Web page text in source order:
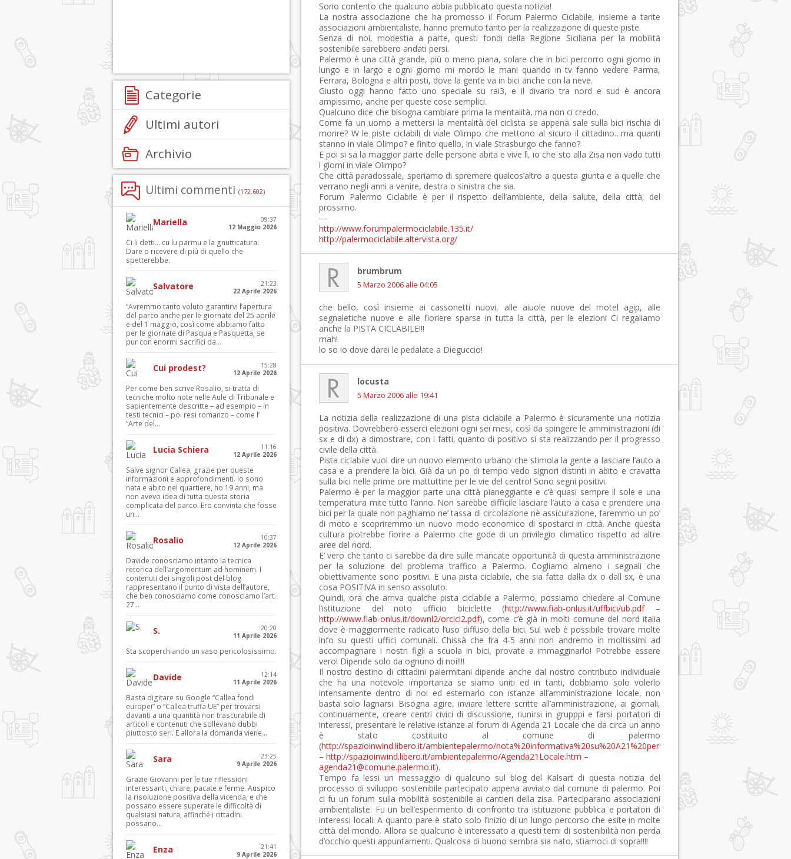
Sono contento che qualcuno abbia pubblicato questa notizia!
La nostra associazione che ha promosso il Forum Palermo Ciclabile, insieme a tante
associazioni ambientaliste, hanno premuto tanto per la realizzazione di queste piste.
Senza di noi, modestia a parte, questi fondi della Regione Siciliana per la mobilità
sostenibile sarebbero andati persi.
Palermo è una città grande, più o meno piana, solare che in bici percorro ogni giorno in
lungo e in largo e ogni giorno mi mordo le mani quando in tv fanno vedere Parma,
Ferrara, Bologna e altri posti, dove la gente va in bici anche con la neve.
Giusto oggi hanno fatto uno speciale su rai3, e il divario tra nord e sud è ancora
ampissimo, anche per queste cose semplici.
Qualcuno dice che bisogna cambiare prima la mentalità, ma non ci credo.
Come fa un uomo a mettersi la mentalità del ciclista se appena sale sulla bici rischia di
morire? W le piste ciclabili di viale Olimpo che mettono al sicuro il cittadino…ma quanti
stanno in viale Olimpo? e finito quello, in viale Strasburgo che fanno?
E poi si sa la maggior parte delle persone abita e vive lì, io che sto alla Zisa non vado tutti
i giorni in viale Olimpo?
Che città paradossale, speriamo di spremere qualcos’altro a questa giunta e a quelle che
verrano negli anni a venire, destra o sinistra che sia.
Forum Palermo Ciclabile è per il rispetto dell’ambiente, della salute, della città, del
prossimo.
—
http://www.forumpalermociclabile.135.it/
http://palermociclabile.altervista.org/
brumbrum
5 Marzo 2006 alle 04:05
che bello, così insieme ai cassonetti nuovi, alle aiuole nuove del motel agip, alle
segnaletiche nuove e alle fioriere sparse in tutta la città, per le elezioni Ci regaliamo
anche la PISTA CICLABILE!!!
mah!
lo so io dove darei le pedalate a Dieguccio!
locusta
5 Marzo 2006 alle 19:41
La notizia della realizzazione di una pista ciclabile a Palermo è sicuramente una notizia
positiva. Dovrebbero esserci elezioni ogni sei mesi, così da spingere le amministrazioni (di
sx e di dx) a dimostrare, con i fatti, quanto di positivo si sta realizzando per il progresso
civile della città.
Pista ciclabile vuol dire un nuovo elemento urbano che stimola la gente a lasciare l’auto a
casa e a prendere la bici. Già da un po di tempo vedo signori distinti in abito e cravatta
sulla bici nelle prime ore mattuttine per le vie del centro! Sono segni positivi.
Palermo è per la maggior parte una città pianeggiante e c’è quasi sempre il sole e una
temperatura mite tutto l’anno. Non sarebbe difficile lasciare l’auto a casa e prendere una
bici per la quale non paghiamo ne’ tassa di circolazione nè assicurazione, faremmo un po’
di moto e scopriremmo un nuovo modo economico di spostarci in città. Anche questa
cultura piotrebbe fiorire a Palermo che gode di un privilegio climatico rispetto ad altre
aree del nord.
E’ vero che tanto ci sarebbe da dire sulle mancate opportunità di questa amministrazione
per la soluzione del problema traffico a Palermo. Cogliamo almeno i segnali che
obiettivamente sono positivi. E una pista ciclabile, che sia fatta dalla dx o dall sx, è una
cosa POSITIVA in senso assoluto.
Quindi, ora che arriva qualche pista ciclabile a Palermo, possiamo chiedere al Comune
l’istituzione del noto ufficio biciclette (http://www.fiab-onlus.it/uffbici/ub.pdf–
http://www.fiab-onlus.it/downl2/orcicl2.pdf), come c’è già in molti comune del nord italia
dove è maggiormente radicato l’uso diffuso della bici. Sul web è possibile trovare molte
info su questi uffici comunali. Chissà che fra 4-5 anni non andremo in moltissimi ad
accompagnare i nostri figli a scuola in bici, provate a immagginarlo! Potrebbe essere
vero! Dipende solo da ognuno di noi!!!!
Il nostro destino di cittadini palermitani dipende anche dal nostro contributo individuale
che ha una notevole importanza se siamo uniti ed in tanti, dobbiamo solo volerlo
intensamente dentro di noi ed esternarlo con istanze all’amministrazione locale, non
basta solo lagnarsi. Bisogna agire, inviare lettere scritte all’amministrazione, ai giornali,
continuamente, creare centri civici di discussione, riunirsi in grupppi e farsi portatori di
interessi, presentare le relative istanze al forum di Agenda 21 Locale che da circa un anno
è stato costituito al comune di palermo
(http://spazioinwind.libero.it/ambientepalermo/
– http://spazioinwind.libero.it/ambientepalermo/Agenda21Locale.htm –
agenda21@comune.palermo.it).
Tempo fa lessi un messaggio di qualcuno sul blog del Kalsart di questa notizia del
processo di sviluppo sostenibile partecipato appena avviato dal comune di palermo. Poi
ci fu un forum sulla mobilità sostenibile ai cantieri della zisa. Parteciparano associazioni
ambientaliste. Fu un bell’esperimento di confronto tra istituzione pubblica e portatori di
interessi locali. A quanto pare è stato solo l’inizio di un lungo percorso che esite in molte
città del mondo. Allora se qualcuno è interessato a questi temi di sostenibilità non perda
d’occhio questi appuntamenti. Qualcosa di buono sembra sia nato, stiamoci di sopra!!!!
Categorie
Ultimi autori
Archivio
Ultimi commenti (172.602)
Mariella
09:37
12 Maggio 2026
Ci li detti… cu lu parmu e la gnutticatura.
Dare o ricevere di più di quello che
spetterebbe.
Salvatore
21:23
22 Aprile 2026
“Avremmo tanto voluto garantirvi l’apertura
del parco anche per le giornate del 25 aprile
e del 1 maggio, così come abbiamo fatto
per le giornate di Pasqua e Pasquetta, se
pur con enormi sacrifici da...
Cui prodest?
15:28
12 Aprile 2026
Per come ben scrive Rosalio, si tratta di
tecniche molto note nelle Aule di Tribunale e
sapientemente descritte – ad esempio – in
testi tecnici – poi resi romanzo – come l’
“Arte del...
Lucia Schiera
11:16
12 Aprile 2026
Salve signor Callea, grazie per queste
informazioni e approfondimenti. Io sono
nata e abito nel quartiere, ho 19 anni, ma
non avevo idea di tutta questa storia
complicata del parco. Ero convinta che fosse
un...
Rosalio
10:37
12 Aprile 2026
Davide conosciamo intanto la tecnica
retorica dell’argomentum ad hominem. I
contenuti dei singoli post del blog
rappresentano il punto di vista dell’autore,
che ben conosciamo come conosciamo l’art.
27...
S.
20:20
11 Aprile 2026
Sta scoperchiando un vaso pericolosissimo.
Davide
12:14
11 Aprile 2026
Basta digitare su Google “Callea fondi
europei” o “Callea truffa UE” per trovarsi
davanti a una quantità non trascurabile di
articoli e contenuti che sollevano dubbi
piuttosto seri. E allora la domanda viene...
Sara
23:25
9 Aprile 2026
Grazie Giovanni per le tue riflessioni
interessanti, chiare, pacate e ferme. Auspico
la risoluzione positiva della vicenda, e che
possano essere superate le difficoltà di
qualsiasi natura, affinché i cittadini
possano...
Enza
21:41
9 Aprile 2026